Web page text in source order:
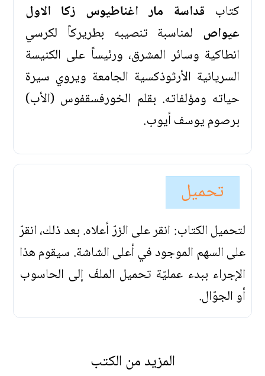
كتاب قداسة مار اغناطيوس زكا الاول
عيواص لمناسبة تنصيبه بطريركاً لكرسي
انطاكية وسائر المشرق، ورئيساً على الكنيسة
السريانية الأرثوذكسية الجامعة ويروي سيرة
حياته ومؤلفاته. بقلم الخورفسقفوس (الأب)
برصوم يوسف أيوب.
تحميل
لتحميل الكتاب: انقر على الزرّ أعلاه. بعد ذلك، انقرّ
على السهم الموجود في أعلى الشاشة. سيقوم هذا
الإجراء ببدء عمليّة تحميل الملفّ إلى الحاسوب
أو الجوّال.
المزيد من الكتب